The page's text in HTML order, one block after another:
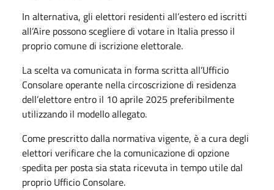
In alternativa, gli elettori residenti all’estero ed iscritti
all’Aire possono scegliere di votare in Italia presso il
proprio comune di iscrizione elettorale.
La scelta va comunicata in forma scritta all’Ufficio
Consolare operante nella circoscrizione di residenza
dell’elettore entro il 10 aprile 2025 preferibilmente
utilizzando il modello allegato.
Come prescritto dalla normativa vigente, è a cura degli
elettori verificare che la comunicazione di opzione
spedita per posta sia stata ricevuta in tempo utile dal
proprio Ufficio Consolare.